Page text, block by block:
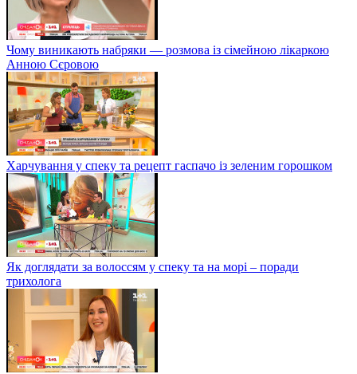
Чому виникають набряки — розмова із сімейною лікаркою
Анною Сєровою
Харчування у спеку та рецепт гаспачо із зеленим горошком
Як доглядати за волоссям у спеку та на морі – поради
трихолога